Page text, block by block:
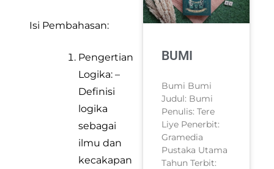
Isi Pembahasan:
Pengertian
Logika: –
Definisi
logika
sebagai
ilmu dan
kecakapan
BUMI
Bumi Bumi
Judul: Bumi
Penulis: Tere
Liye Penerbit:
Gramedia
Pustaka Utama
Tahun Terbit: